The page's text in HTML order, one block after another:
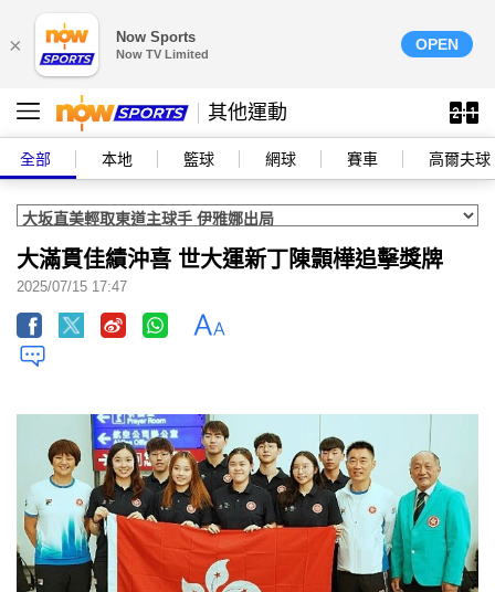
× Now Sports
Now TV Limited
OPEN
其他運動
全部 本地 籃球 網球 賽車 高爾夫球
大滿貫佳績沖喜 世大運新丁陳顥樺追擊獎牌
2025/07/15 17:47